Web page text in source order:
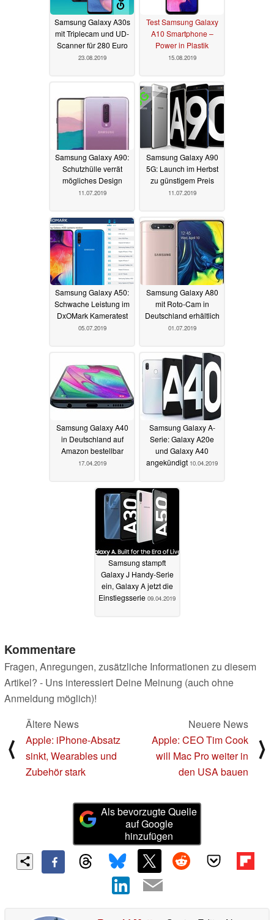
Samsung Galaxy A30s
mit Triplecam und UD-
Scanner für 280 Euro
23.08.2019
Test Samsung Galaxy
A10 Smartphone –
Power in Plastik
15.08.2019
Samsung Galaxy A90:
Schutzhülle verrät
mögliches Design
11.07.2019
Samsung Galaxy A90
5G: Launch im Herbst
zu günstigem Preis
11.07.2019
Samsung Galaxy A50:
Schwache Leistung im
DxOMark Kameratest
05.07.2019
Samsung Galaxy A80
mit Roto-Cam in
Deutschland erhältlich
01.07.2019
Samsung Galaxy A40
in Deutschland auf
Amazon bestellbar
17.04.2019
Samsung Galaxy A-
Serie: Galaxy A20e
und Galaxy A40
angekündigt 10.04.2019
Samsung stampft
Galaxy J Handy-Serie
ein, Galaxy A jetzt die
Einstiegsserie 09.04.2019
Kommentare
Fragen, Anregungen, zusätzliche Informationen zu diesem
Artikel? - Uns interessiert Deine Meinung (auch ohne
Anmeldung möglich)!
⟨
Ältere News
Apple: iPhone-Absatz
sinkt, Wearables und
Zubehör stark
Neuere News
Apple: CEO Tim Cook
will Mac Pro weiter in
den USA bauen
⟩
Als bevorzugte Quelle
auf Google
hinzufügen